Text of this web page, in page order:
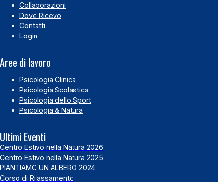
Collaborazioni
Dove Ricevo
Contatti
Login
Aree di lavoro
Psicologia Clinica
Psicologia Scolastica
Psicologia dello Sport
Psicologia & Natura
Ultimi Eventi
Centro Estivo nella Natura 2026
Centro Estivo nella Natura 2025
PIANTIAMO UN ALBERO 2024
Corso di Rilassamento